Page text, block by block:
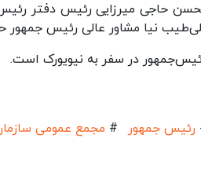
حاجی میرزایی رئیس دفتر
نیا مشاور عالی رئیس جمهور
در سفر به نیویورک است.
رئیس جمهور # مجمع عمومی